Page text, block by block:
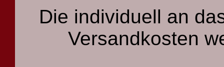
Die individuell an
Versandkosten